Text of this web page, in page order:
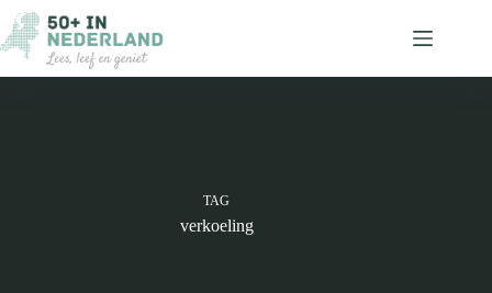
naar
de
inhoud
TAG
verkoeling